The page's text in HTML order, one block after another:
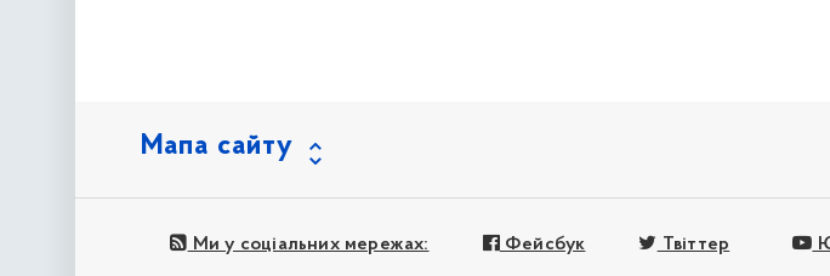
Мапа сайту
Ми у соціальних мережах: Фейсбук Твіттер